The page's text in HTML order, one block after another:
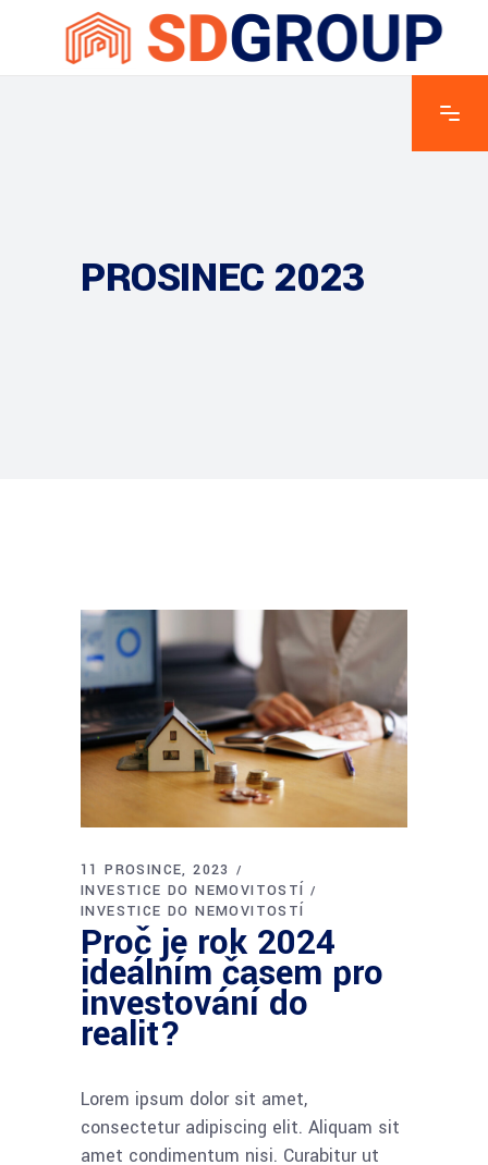
PROSINEC 2023
11 PROSINCE, 2023
INVESTICE DO NEMOVITOSTÍ
INVESTICE DO NEMOVITOSTÍ
Proč je rok 2024
ideálním časem pro
investování do
realit?
Lorem ipsum dolor sit amet,
consectetur adipiscing elit. Aliquam sit
amet condimentum nisi. Curabitur ut